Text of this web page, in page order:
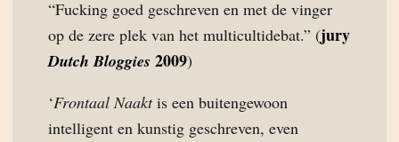
“Fucking goed geschreven en met de vinger
op de zere plek van het multicultidebat.” (jury
Dutch Bloggies 2009)
‘Frontaal Naaktis een buitengewoon
intelligent en kunstig geschreven, even